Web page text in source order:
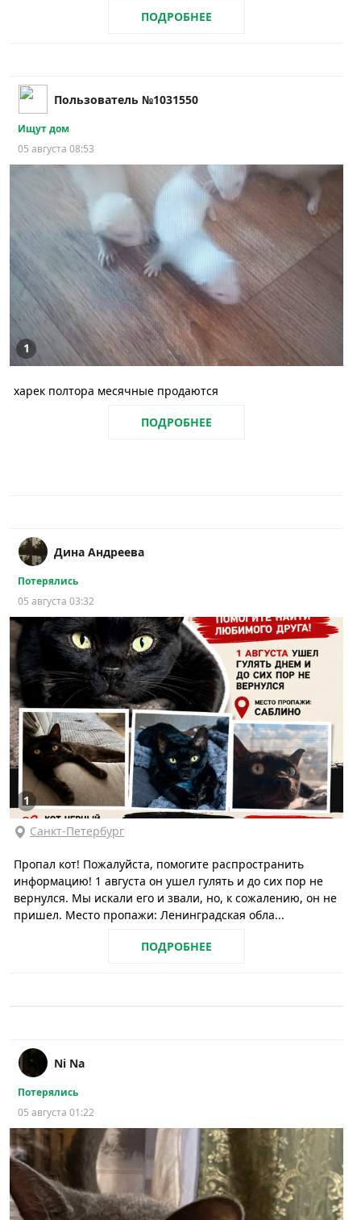
ПОДРОБНЕЕ
Пользователь №1031550
Ищут дом
05 августа 08:53
1
харек полтора месячные продаются
ПОДРОБНЕЕ
Дина Андреева
Потерялись
05 августа 03:32
1
Санкт-Петербург
Пропал кот! Пожалуйста, помогите распространить
информацию! 1 августа он ушел гулять и до сих пор не
вернулся. Мы искали его и звали, но, к сожалению, он не
пришел. Место пропажи: Ленинградская обла...
ПОДРОБНЕЕ
Ni Na
Потерялись
05 августа 01:22